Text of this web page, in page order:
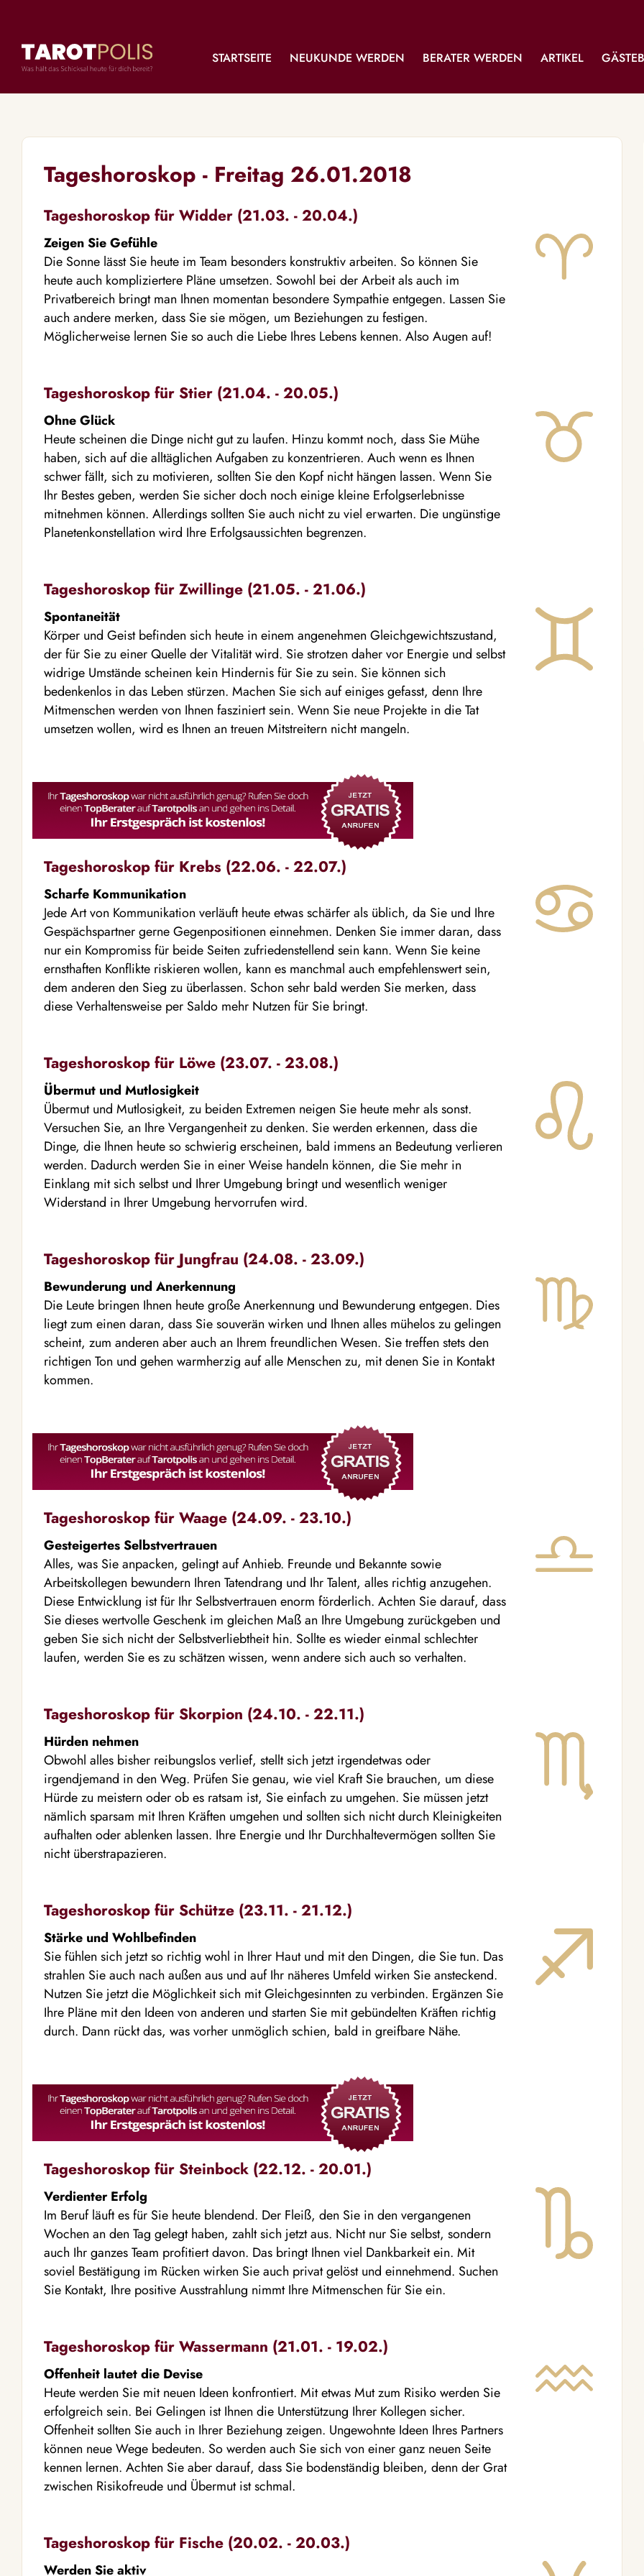
STARTSEITE NEUKUNDE WERDEN BERATER WERDEN ARTIKEL
Tageshoroskop - Freitag 26.01.2018
Tageshoroskop für Widder (21.03. - 20.04.)
Zeigen Sie Gefühle
Die Sonne lässt Sie heute im Team besonders konstruktiv arbeiten. So können Sie
heute auch kompliziertere Pläne umsetzen. Sowohl bei der Arbeit als auch im
Privatbereich bringt man Ihnen momentan besondere Sympathie entgegen. Lassen Sie
auch andere merken, dass Sie sie mögen, um Beziehungen zu festigen.
Möglicherweise lernen Sie so auch die Liebe Ihres Lebens kennen. Also Augen auf!
Tageshoroskop für Stier (21.04. - 20.05.)
Ohne Glück
Heute scheinen die Dinge nicht gut zu laufen. Hinzu kommt noch, dass Sie Mühe
haben, sich auf die alltäglichen Aufgaben zu konzentrieren. Auch wenn es Ihnen
schwer fällt, sich zu motivieren, sollten Sie den Kopf nicht hängen lassen. Wenn Sie
Ihr Bestes geben, werden Sie sicher doch noch einige kleine Erfolgserlebnisse
mitnehmen können. Allerdings sollten Sie auch nicht zu viel erwarten. Die ungünstige
Planetenkonstellation wird Ihre Erfolgsaussichten begrenzen.
Tageshoroskop für Zwillinge (21.05. - 21.06.)
Spontaneität
Körper und Geist befinden sich heute in einem angenehmen Gleichgewichtszustand,
der für Sie zu einer Quelle der Vitalität wird. Sie strotzen daher vor Energie und selbst
widrige Umstände scheinen kein Hindernis für Sie zu sein. Sie können sich
bedenkenlos in das Leben stürzen. Machen Sie sich auf einiges gefasst, denn Ihre
Mitmenschen werden von Ihnen fasziniert sein. Wenn Sie neue Projekte in die Tat
umsetzen wollen, wird es Ihnen an treuen Mitstreitern nicht mangeln.
Tageshoroskop für Krebs (22.06. - 22.07.)
Scharfe Kommunikation
Jede Art von Kommunikation verläuft heute etwas schärfer als üblich, da Sie und Ihre
Gespächspartner gerne Gegenpositionen einnehmen. Denken Sie immer daran, dass
nur ein Kompromiss für beide Seiten zufriedenstellend sein kann. Wenn Sie keine
ernsthaften Konflikte riskieren wollen, kann es manchmal auch empfehlenswert sein,
dem anderen den Sieg zu überlassen. Schon sehr bald werden Sie merken, dass
diese Verhaltensweise per Saldo mehr Nutzen für Sie bringt.
Tageshoroskop für Löwe (23.07. - 23.08.)
Übermut und Mutlosigkeit
Übermut und Mutlosigkeit, zu beiden Extremen neigen Sie heute mehr als sonst.
Versuchen Sie, an Ihre Vergangenheit zu denken. Sie werden erkennen, dass die
Dinge, die Ihnen heute so schwierig erscheinen, bald immens an Bedeutung verlieren
werden. Dadurch werden Sie in einer Weise handeln können, die Sie mehr in
Einklang mit sich selbst und Ihrer Umgebung bringt und wesentlich weniger
Widerstand in Ihrer Umgebung hervorrufen wird.
Tageshoroskop für Jungfrau (24.08. - 23.09.)
Bewunderung und Anerkennung
Die Leute bringen Ihnen heute große Anerkennung und Bewunderung entgegen. Dies
liegt zum einen daran, dass Sie souverän wirken und Ihnen alles mühelos zu gelingen
scheint, zum anderen aber auch an Ihrem freundlichen Wesen. Sie treffen stets den
richtigen Ton und gehen warmherzig auf alle Menschen zu, mit denen Sie in Kontakt
kommen.
Tageshoroskop für Waage (24.09. - 23.10.)
Gesteigertes Selbstvertrauen
Alles, was Sie anpacken, gelingt auf Anhieb. Freunde und Bekannte sowie
Arbeitskollegen bewundern Ihren Tatendrang und Ihr Talent, alles richtig anzugehen.
Diese Entwicklung ist für Ihr Selbstvertrauen enorm förderlich. Achten Sie darauf, dass
Sie dieses wertvolle Geschenk im gleichen Maß an Ihre Umgebung zurückgeben und
geben Sie sich nicht der Selbstverliebtheit hin. Sollte es wieder einmal schlechter
laufen, werden Sie es zu schätzen wissen, wenn andere sich auch so verhalten.
Tageshoroskop für Skorpion (24.10. - 22.11.)
Hürden nehmen
Obwohl alles bisher reibungslos verlief, stellt sich jetzt irgendetwas oder
irgendjemand in den Weg. Prüfen Sie genau, wie viel Kraft Sie brauchen, um diese
Hürde zu meistern oder ob es ratsam ist, Sie einfach zu umgehen. Sie müssen jetzt
nämlich sparsam mit Ihren Kräften umgehen und sollten sich nicht durch Kleinigkeiten
aufhalten oder ablenken lassen. Ihre Energie und Ihr Durchhaltevermögen sollten Sie
nicht überstrapazieren.
Tageshoroskop für Schütze (23.11. - 21.12.)
Stärke und Wohlbefinden
Sie fühlen sich jetzt so richtig wohl in Ihrer Haut und mit den Dingen, die Sie tun. Das
strahlen Sie auch nach außen aus und auf Ihr näheres Umfeld wirken Sie ansteckend.
Nutzen Sie jetzt die Möglichkeit sich mit Gleichgesinnten zu verbinden. Ergänzen Sie
Ihre Pläne mit den Ideen von anderen und starten Sie mit gebündelten Kräften richtig
durch. Dann rückt das, was vorher unmöglich schien, bald in greifbare Nähe.
Tageshoroskop für Steinbock (22.12. - 20.01.)
Verdienter Erfolg
Im Beruf läuft es für Sie heute blendend. Der Fleiß, den Sie in den vergangenen
Wochen an den Tag gelegt haben, zahlt sich jetzt aus. Nicht nur Sie selbst, sondern
auch Ihr ganzes Team profitiert davon. Das bringt Ihnen viel Dankbarkeit ein. Mit
soviel Bestätigung im Rücken wirken Sie auch privat gelöst und einnehmend. Suchen
Sie Kontakt, Ihre positive Ausstrahlung nimmt Ihre Mitmenschen für Sie ein.
Tageshoroskop für Wassermann (21.01. - 19.02.)
Offenheit lautet die Devise
Heute werden Sie mit neuen Ideen konfrontiert. Mit etwas Mut zum Risiko werden Sie
erfolgreich sein. Bei Gelingen ist Ihnen die Unterstützung Ihrer Kollegen sicher.
Offenheit sollten Sie auch in Ihrer Beziehung zeigen. Ungewohnte Ideen Ihres Partners
können neue Wege bedeuten. So werden auch Sie sich von einer ganz neuen Seite
kennen lernen. Achten Sie aber darauf, dass Sie bodenständig bleiben, denn der Grat
zwischen Risikofreude und Übermut ist schmal.
Tageshoroskop für Fische (20.02. - 20.03.)
Werden Sie aktiv